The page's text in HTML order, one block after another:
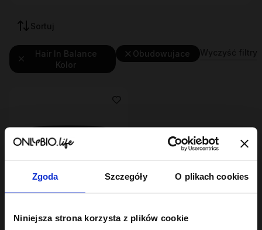
Zgoda Szczegóły O plikach cookies
Niniejsza strona korzysta z plików cookie
Sortuj
Hair In Balance
Kolor
Obudowujace
Kolor Maska - kuracja